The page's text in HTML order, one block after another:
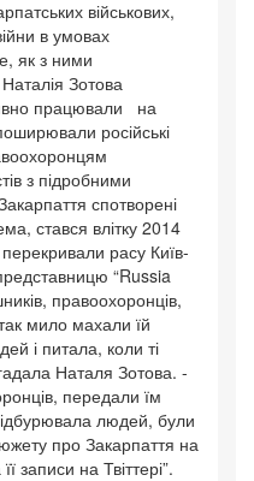
військових,
в умовах
як з ними
Зотова
працювали на
російські
з підробними
спотворені
стався влітку 2014
перекривали расу Київ-
“Russia
правоохоронців,
мило махали їй
і питала, коли ті
Наталя Зотова. -
передали їм
людей, були
про Закарпаття на
записи на Твіттері”.